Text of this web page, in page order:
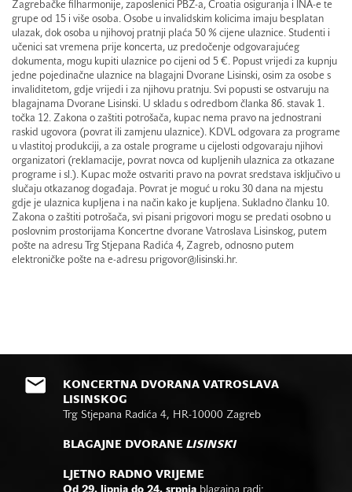
Zagrebačke filharmonije, zaposlenici PBZ-a, Croatia osiguranja i INA-e te
grupe od 15 i više osoba. Osobe u invalidskim kolicima imaju besplatan
ulazak, dok osoba u njihovoj pratnji plaća 50 % cijene ulaznice. Studenti i
učenici sat vremena prije koncerta, uz predočenje odgovarajućeg
dokumenta, mogu kupiti ulaznice po cijeni od 5 €. Popust vrijedi za kupnju
jedne pojedinačne ulaznice na blagajni Dvorane Lisinski, osim za osobe s
invaliditetom, gdje vrijedi i za njihovu pratnju. Svi popusti se ostvaruju na
blagajnama Dvorane Lisinski. U skladu s odredbom članka 86. stavak 1.
točka 12. Zakona o zaštiti potrošača, kupac nema pravo na jednostrani
raskid ugovora (povrat ili zamjenu ulaznice). KDVL odgovara za programe
u vlastitoj produkciji, a za ostale programe u cijelosti odgovaraju njihovi
organizatori (reklamacije, povrat novca od kupljenih ulaznica za otkazane
programe i sl.). Kupac može ostvariti pravo na povrat sredstava isključivo u
slučaju otkazanog događaja. Povrat je moguć u roku 30 dana na mjestu
gdje je ulaznica kupljena i na način kako je kupljena. Sukladno članku 10.
Zakona o zaštiti potrošača, svi pisani prigovori mogu se predati osobno u
poslovnim prostorijama Koncertne dvorane Vatroslava Lisinskog, putem
pošte na adresu Trg Stjepana Radića 4, Zagreb, odnosno putem
elektroničke pošte na e-adresu prigovor@lisinski.hr.
KONCERTNA DVORANA VATROSLAVA
LISINSKOG
Trg Stjepana Radića 4, HR-10000 Zagreb
BLAGAJNE DVORANE LISINSKI
LJETNO RADNO VRIJEME